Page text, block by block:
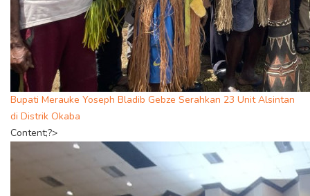
Bupati Merauke Yoseph Bladib Gebze Serahkan 23 Unit Alsintan
di Distrik Okaba
Content;?>